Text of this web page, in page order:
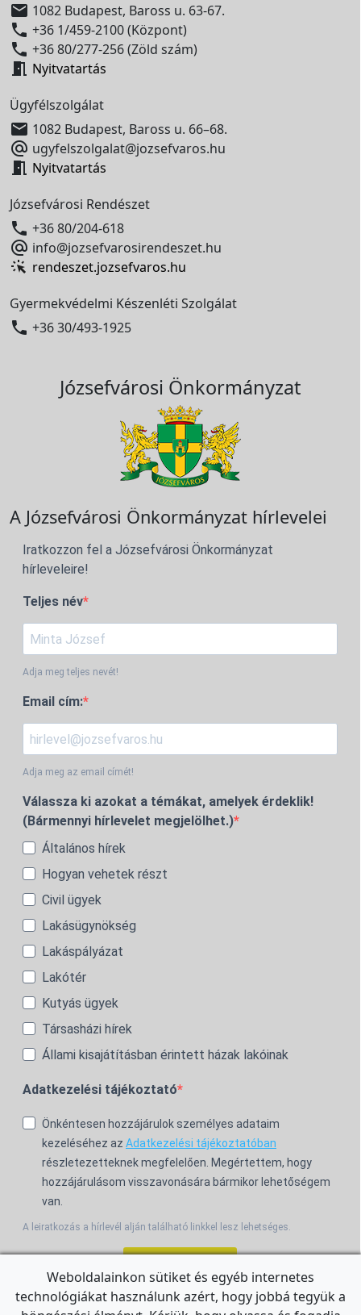
 1082 Budapest, Baross u. 63-67.
 +36 1/459-2100 (Központ)
 +36 80/277-256 (Zöld szám)
 Nyitvatartás
Ügyfélszolgálat
 1082 Budapest, Baross u. 66–68.
 ugyfelszolgalat@jozsefvaros.hu
 Nyitvatartás
Józsefvárosi Rendészet
 +36 80/204-618
 info@jozsefvarosirendeszet.hu
rendeszet.jozsefvaros.hu
Gyermekvédelmi Készenléti Szolgálat
 +36 30/493-1925
Józsefvárosi Önkormányzat
A Józsefvárosi Önkormányzat hírlevelei
Iratkozzon fel a Józsefvárosi Önkormányzat
hírleveleire!
Teljes név
Adja meg teljes nevét!
Email cím:
Adja meg az email címét!
Válassza ki azokat a témákat, amelyek érdeklik!
(Bármennyi hírlevelet megjelölhet.)
Általános hírek
Hogyan vehetek részt
Civil ügyek
Lakásügynökség
Lakáspályázat
Lakótér
Kutyás ügyek
Társasházi hírek
Állami kisajátításban érintett házak lakóinak
Adatkezelési tájékoztató
Önkéntesen hozzájárulok személyes adataim
kezeléséhez az Adatkezelési tájékoztatóban
részletezetteknek megfelelően. Megértettem, hogy
hozzájárulásom visszavonására bármikor lehetőségem
van.
A leiratkozás a hírlevél alján található linkkel lesz lehetséges.
For the English Newsletter, clickHERE.
Weboldalainkon sütiket és egyéb internetes
technológiákat használunk azért, hogy jobbá tegyük a